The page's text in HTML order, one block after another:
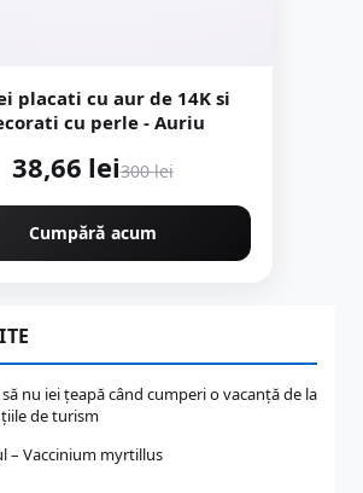
placati cu aur de 14K si
cu perle - Auriu
38,66 lei300 lei
Cumpără acum
nu iei țeapă când cumperi o vacanță de la
de turism
– Vaccinium myrtillus